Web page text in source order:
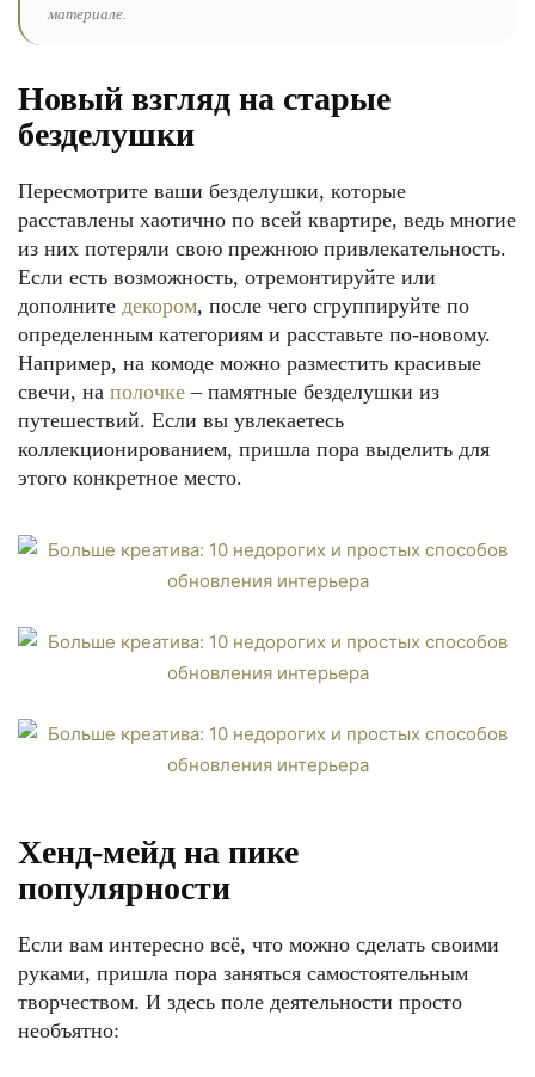
материале.
Новый взгляд на старые
безделушки
Пересмотрите ваши безделушки, которые
расставлены хаотично по всей квартире, ведь многие
из них потеряли свою прежнюю привлекательность.
Если есть возможность, отремонтируйте или
дополните декором, после чего сгруппируйте по
определенным категориям и расставьте по-новому.
Например, на комоде можно разместить красивые
свечи, на полочке – памятные безделушки из
путешествий. Если вы увлекаетесь
коллекционированием, пришла пора выделить для
этого конкретное место.
Хенд-мейд на пике
популярности
Если вам интересно всё, что можно сделать своими
руками, пришла пора заняться самостоятельным
творчеством. И здесь поле деятельности просто
необъятно: